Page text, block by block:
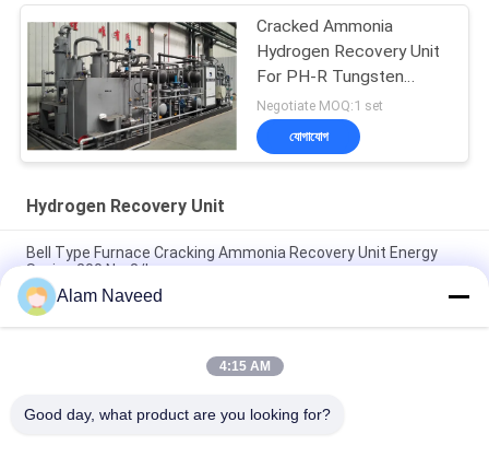
Cracked Ammonia
Hydrogen Recovery Unit
For PH-R Tungsten
Power
Negotiate MOQ:1 set
যোগাযোগ
Hydrogen Recovery Unit
Bell Type Furnace Cracking Ammonia Recovery Unit Energy
Saving 200 Nm3/h
Recycling Hydrogen Recovery Unit Ammonia Plant 100-3000
Nm3/h Capacity
Cooper Strip / Sheet / Bar Cracked Ammonia Hydrogen
Alam Naveed
4:15 AM
Good day, what product are you looking for?